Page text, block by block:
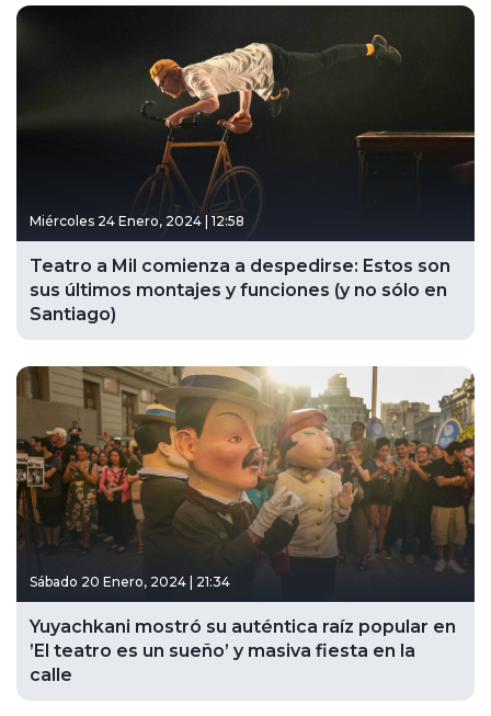
Miércoles 24 Enero, 2024 | 12:58
Teatro a Mil comienza a despedirse: Estos son
sus últimos montajes y funciones (y no sólo en
Santiago)
Sábado 20 Enero, 2024 | 21:34
Yuyachkani mostró su auténtica raíz popular en
’El teatro es un sueño’ y masiva fiesta en la
calle